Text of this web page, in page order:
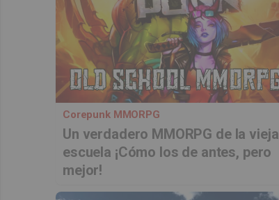
Corepunk MMORPG
Un verdadero MMORPG de la vieja
escuela ¡Cómo los de antes, pero
mejor!